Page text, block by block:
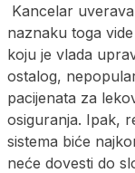
Kancelar
naznaku toga
koju je vlada
ostalog,
pacijenata za
osiguranja. Ipak,
sistema biće
neće dovesti do